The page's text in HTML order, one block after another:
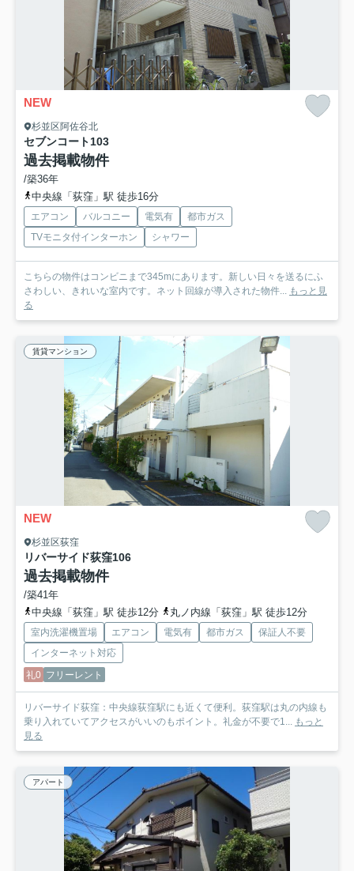
NEW
杉並区阿佐谷北
セブンコート103
過去掲載物件
/築36年
中央線「荻窪」駅 徒歩16分
エアコン バルコニー 電気有
都市ガス
TVモニタ付インターホン
シャワー
こちらの物件はコンビニまで345mにあります。新しい日々を送るにふ
さわしい、きれいな室内です。ネット回線が導入された物件... もっと見
る
賃貸マンション
NEW
杉並区荻窪
リバーサイド荻窪106
過去掲載物件
/築41年
中央線「荻窪」駅 徒歩12分
丸ノ内線「荻窪」駅 徒歩12分
室内洗濯機置場 エアコン 電気有 都市ガス
保証人不要
インターネット対応
礼0 フリーレント
リバーサイド荻窪：中央線荻窪駅にも近くて便利。荻窪駅は丸の内線も
乗り入れていてアクセスがいいのもポイント。礼金が不要で1... もっと
見る
アパート